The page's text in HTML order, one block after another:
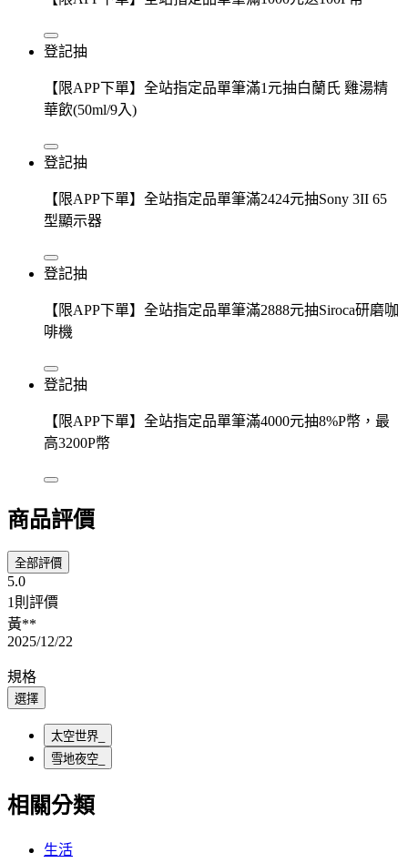
登記抽
【限APP下單】全站指定品單筆滿1元抽白蘭氏 雞湯精
華飲(50ml/9入)
登記抽
【限APP下單】全站指定品單筆滿2424元抽Sony 3II 65
型顯示器
登記抽
【限APP下單】全站指定品單筆滿2888元抽Siroca研磨咖
啡機
登記抽
【限APP下單】全站指定品單筆滿4000元抽8%P幣，最
高3200P幣
商品評價
全部評價
5.0
1則評價
黃**
2025/12/22
規格
選擇
太空世界_
雪地夜空_
相關分類
生活